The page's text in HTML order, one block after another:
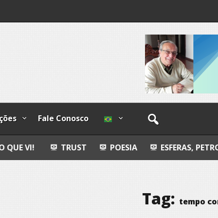
Fale Conosco
TRUST POESIA ESFERAS, PETROGLIFOS Y
Tag: tempo